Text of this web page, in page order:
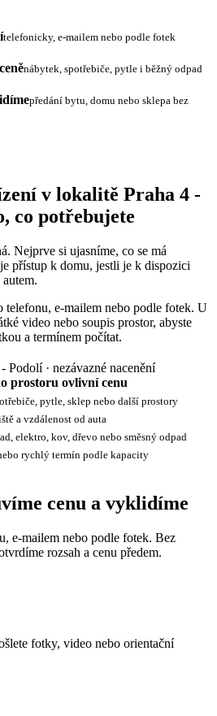
telefonicky, e-mailem nebo podle fotek
nábytek, spotřebiče, pytle i běžný odpad
předání bytu, domu nebo sklepa bez
v lokalitě Praha 4 -
co potřebujete
Nejprve si ujasníme, co se má
přístup k domu, jestli je k dispozici
e-mailem nebo podle fotek. U
video nebo soupis prostor, abyste
a termínem počítat.
Podolí · nezávazné nacenění
prostoru ovlivní cenu
pytle, sklep nebo další prostory
a vzdálenost od auta
elektro, kov, dřevo nebo směsný odpad
rychlý termín podle kapacity
cenu a vyklidíme
e-mailem nebo podle fotek. Bez
rozsah a cenu předem.
fotky, video nebo orientační